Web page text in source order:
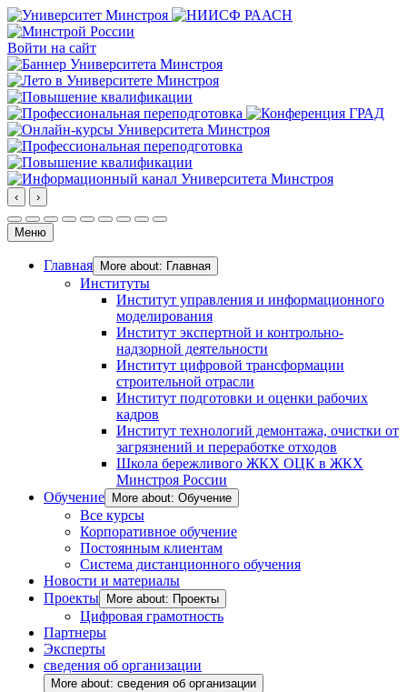
Войти на сайт
‹ ›
Меню
Главная More about: Главная
Институты
Институт управления и информационного
моделирования
Институт экспертной и контрольно-
надзорной деятельности
Институт цифровой трансформации
строительной отрасли
Институт подготовки и оценки рабочих
кадров
Институт технологий демонтажа, очистки от
загрязнений и переработке отходов
Школа бережливого ЖКХ ОЦК в ЖКХ
Минстроя России
Обучение
More about: Обучение
Все курсы
Корпоративное обучение
Постоянным клиентам
Система дистанционного обучения
Новости и материалы
Проекты
More about: Проекты
Цифровая грамотность
Партнеры
Эксперты
сведения об организации
More about: сведения об организации